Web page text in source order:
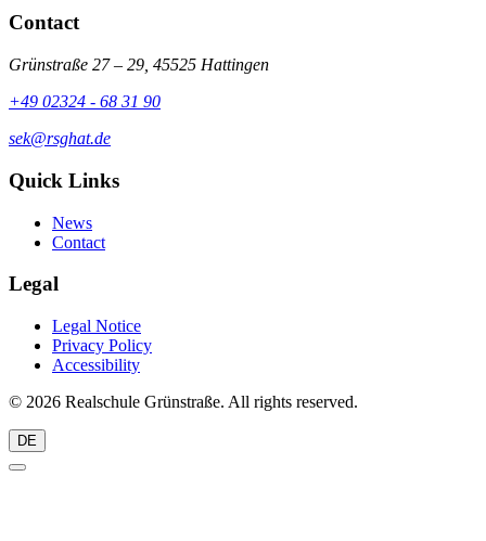
Contact
Grünstraße 27 – 29, 45525 Hattingen
+49 02324 - 68 31 90
sek@rsghat.de
Quick Links
News
Contact
Legal
Legal Notice
Privacy Policy
Accessibility
© 2026 Realschule Grünstraße. All rights reserved.
DE